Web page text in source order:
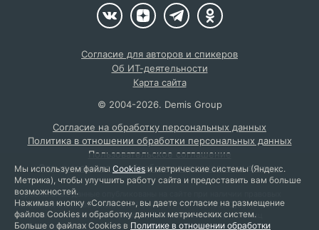
© 2004-2026. Demis Group
Карта сайта
Об ИТ-деятельности
Согласие для авторов и спикеров
Согласие на обработку персональных данных
Политика в отношении обработки персональных данных
Пользовательское соглашение
Отзыв согласия на обработку персональных данных
Персональные данные опубликованы на сайте при наличии правовых
оснований в соответствии с ч. 1 ст. 6 и ст. 10.1 152-ФЗ. Субъектами
установлены запреты на обработку неограниченным кругом лиц
опубликованных персональных данных.
Мы используем файлы Cookies и метрические системы (Яндекс.
Метрика), чтобы улучшить работу сайта и предоставить вам больше
возможностей.
Нажимая кнопку «Согласен», вы даете согласие на размещение
файлов Cookies и обработку данных метрических систем.
Больше о файлах Cookies в Политике в отношении обработки